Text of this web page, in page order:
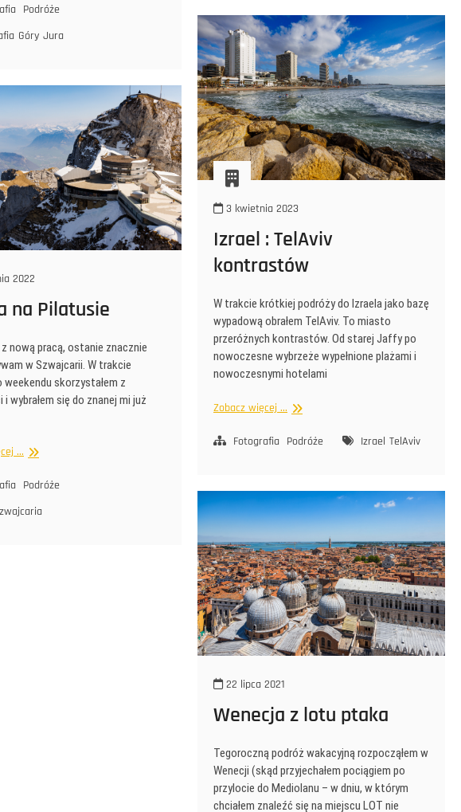
Gniazd
Podróże
Góry Jura
3 kwietnia 2023
Izrael : TelAviv
kontrastów
W trakcie krótkiej podróży do Izraela jako bazę
wypadową obrałem TelAviv. To miasto
przeróżnych kontrastów. Od starej Jaffy po
nowoczesne wybrzeże wypełnione plażami i
nowoczesnymi hotelami
Zobacz więcej ... Izrael
TelAviv
Fotografia Podróże Izrael TelAviv
2022
na Pilatusie
nową pracą, ostanie znacznie
w Szwajcarii. W trakcie
skorzystałem z
wybrałem się do znanej mi już
... Wizyta
Pilatusie
Podróże
22 lipca 2021
Wenecja z lotu ptaka
Tegoroczną podróż wakacyjną rozpocząłem w
Wenecji (skąd przyjechałem pociągiem po
przylocie do Mediolanu – w dniu, w którym
chciałem znaleźć się na miejscu LOT nie